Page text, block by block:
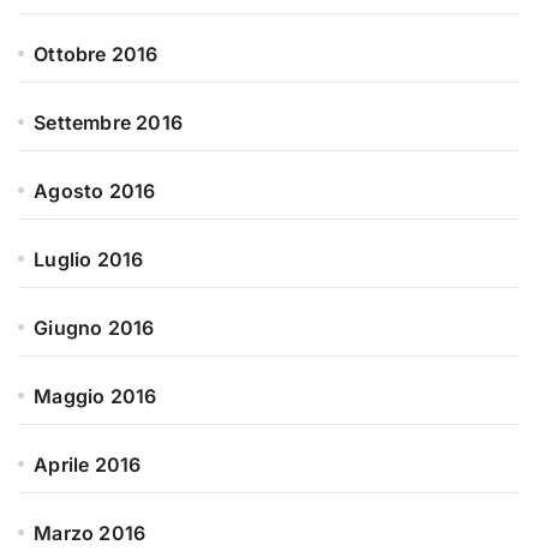
Ottobre 2016
Settembre 2016
Agosto 2016
Luglio 2016
Giugno 2016
Maggio 2016
Aprile 2016
Marzo 2016